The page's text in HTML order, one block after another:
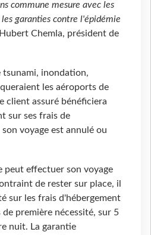
commune mesure avec les
garanties contre l'épidémie
Chemla, président de
tsunami, inondation,
les aéroports de
client assuré bénéficiera
sur ses frais de
voyage est annulé ou
peut effectuer son voyage
de rester sur place, il
sur les frais d'hébergement
première nécessité, sur 5
nuit. La garantie